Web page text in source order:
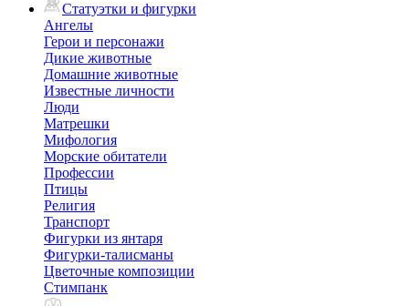
Статуэтки и фигурки
Ангелы
Герои и персонажи
Дикие животные
Домашние животные
Известные личности
Люди
Матрешки
Мифология
Морские обитатели
Профессии
Птицы
Религия
Транспорт
Фигурки из янтаря
Фигурки-талисманы
Цветочные композиции
Стимпанк